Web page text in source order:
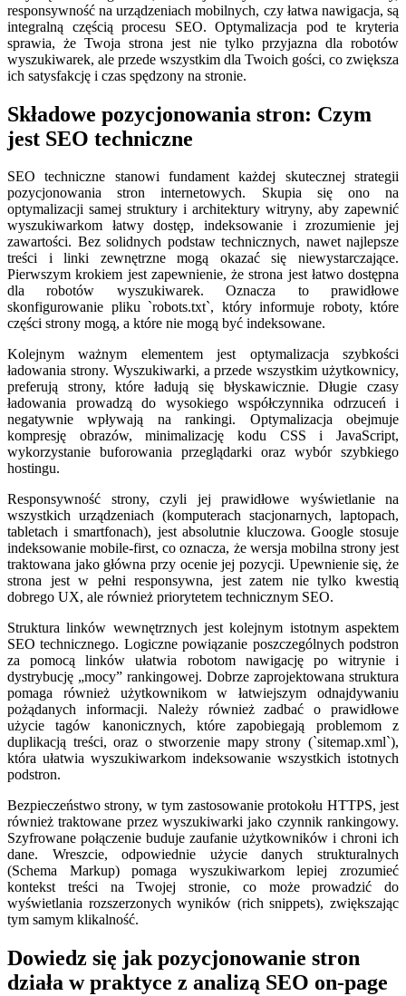
responsywność na urządzeniach mobilnych, czy łatwa nawigacja, są
integralną częścią procesu SEO. Optymalizacja pod te kryteria
sprawia, że Twoja strona jest nie tylko przyjazna dla robotów
wyszukiwarek, ale przede wszystkim dla Twoich gości, co zwiększa
ich satysfakcję i czas spędzony na stronie.
Składowe pozycjonowania stron: Czym
jest SEO techniczne
SEO techniczne stanowi fundament każdej skutecznej strategii
pozycjonowania stron internetowych. Skupia się ono na
optymalizacji samej struktury i architektury witryny, aby zapewnić
wyszukiwarkom łatwy dostęp, indeksowanie i zrozumienie jej
zawartości. Bez solidnych podstaw technicznych, nawet najlepsze
treści i linki zewnętrzne mogą okazać się niewystarczające.
Pierwszym krokiem jest zapewnienie, że strona jest łatwo dostępna
dla robotów wyszukiwarek. Oznacza to prawidłowe
skonfigurowanie pliku `robots.txt`, który informuje roboty, które
części strony mogą, a które nie mogą być indeksowane.
Kolejnym ważnym elementem jest optymalizacja szybkości
ładowania strony. Wyszukiwarki, a przede wszystkim użytkownicy,
preferują strony, które ładują się błyskawicznie. Długie czasy
ładowania prowadzą do wysokiego współczynnika odrzuceń i
negatywnie wpływają na rankingi. Optymalizacja obejmuje
kompresję obrazów, minimalizację kodu CSS i JavaScript,
wykorzystanie buforowania przeglądarki oraz wybór szybkiego
hostingu.
Responsywność strony, czyli jej prawidłowe wyświetlanie na
wszystkich urządzeniach (komputerach stacjonarnych, laptopach,
tabletach i smartfonach), jest absolutnie kluczowa. Google stosuje
indeksowanie mobile-first, co oznacza, że wersja mobilna strony jest
traktowana jako główna przy ocenie jej pozycji. Upewnienie się, że
strona jest w pełni responsywna, jest zatem nie tylko kwestią
dobrego UX, ale również priorytetem technicznym SEO.
Struktura linków wewnętrznych jest kolejnym istotnym aspektem
SEO technicznego. Logiczne powiązanie poszczególnych podstron
za pomocą linków ułatwia robotom nawigację po witrynie i
dystrybucję „mocy” rankingowej. Dobrze zaprojektowana struktura
pomaga również użytkownikom w łatwiejszym odnajdywaniu
pożądanych informacji. Należy również zadbać o prawidłowe
użycie tagów kanonicznych, które zapobiegają problemom z
duplikacją treści, oraz o stworzenie mapy strony (`sitemap.xml`),
która ułatwia wyszukiwarkom indeksowanie wszystkich istotnych
podstron.
Bezpieczeństwo strony, w tym zastosowanie protokołu HTTPS, jest
również traktowane przez wyszukiwarki jako czynnik rankingowy.
Szyfrowane połączenie buduje zaufanie użytkowników i chroni ich
dane. Wreszcie, odpowiednie użycie danych strukturalnych
(Schema Markup) pomaga wyszukiwarkom lepiej zrozumieć
kontekst treści na Twojej stronie, co może prowadzić do
wyświetlania rozszerzonych wyników (rich snippets), zwiększając
tym samym klikalność.
Dowiedz się jak pozycjonowanie stron
działa w praktyce z analizą SEO on-page